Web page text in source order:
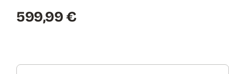
Hinta:
599,99 €